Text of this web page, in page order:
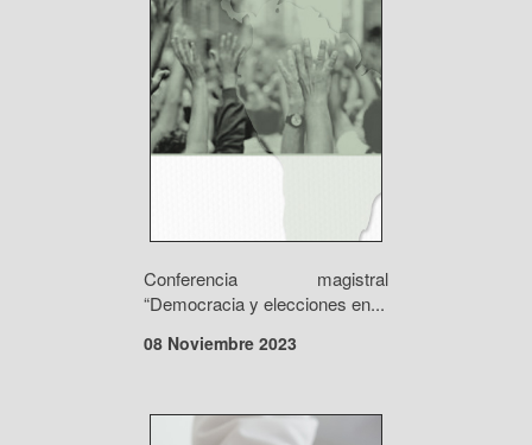
Conferencia magistral
“Democracia y elecciones en...
08 Noviembre 2023